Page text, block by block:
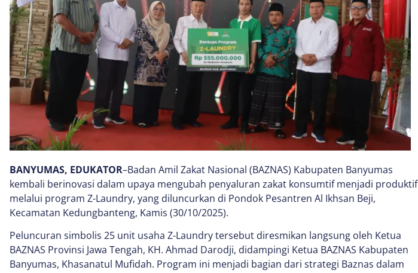
BANYUMAS, EDUKATOR–Badan Amil Zakat Nasional (BAZNAS) Kabupaten Banyumas
kembali berinovasi dalam upaya mengubah penyaluran zakat konsumtif menjadi produktif
melalui program Z-Laundry, yang diluncurkan di Pondok Pesantren Al Ikhsan Beji,
Kecamatan Kedungbanteng, Kamis (30/10/2025).
Peluncuran simbolis 25 unit usaha Z-Laundry tersebut diresmikan langsung oleh Ketua
BAZNAS Provinsi Jawa Tengah, KH. Ahmad Darodji, didampingi Ketua BAZNAS Kabupaten
Banyumas, Khasanatul Mufidah. Program ini menjadi bagian dari strategi Baznas dalam